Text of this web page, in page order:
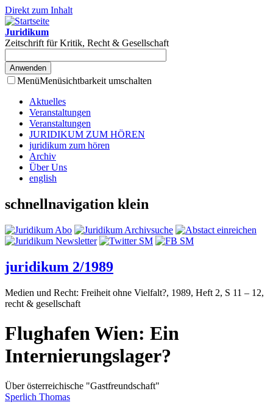
Direkt zum Inhalt
Juridikum
Zeitschrift für Kritik, Recht & Gesellschaft
MenüMenüsichtbarkeit umschalten
Aktuelles
Veranstaltungen
Veranstaltungen
JURIDIKUM ZUM HÖREN
juridikum zum hören
Archiv
Über Uns
english
schnellnavigation klein
juridikum 2/1989
Medien und Recht: Freiheit ohne Vielfalt?, 1989, Heft 2, S 11 – 12,
recht & gesellschaft
Flughafen Wien: Ein
Internierungslager?
Über österreichische "Gastfreundschaft"
Sperlich Thomas